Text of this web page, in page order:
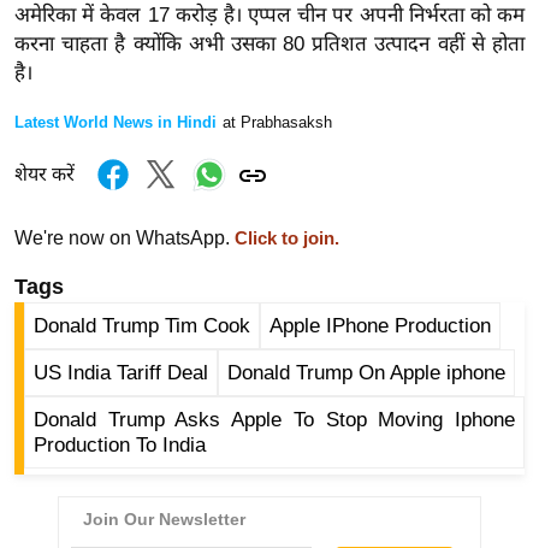
न्यू
ज
ब्री
फ
नो
ज
न
ग
त
बॉ
ली
अमेरिका में केवल 17 करोड़ है। एप्पल चीन पर अपनी निर्भरता को कम
करना चाहता है क्योंकि अभी उसका 80 प्रतिशत उत्पादन वहीं से होता
है।
Latest World News in Hindi at Prabhasaksh
शेयर करें
We're now on WhatsApp. Click to join.
Tags
Donald Trump Tim Cook Apple IPhone Production
US India Tariff Deal Donald Trump On Apple iphone
Donald Trump Asks Apple To Stop Moving Iphone
Production To India